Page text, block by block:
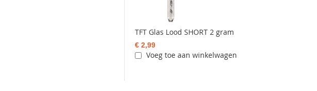
TFT Glas Lood SHORT 2 gram
€ 2,99
Voeg toe aan winkelwagen